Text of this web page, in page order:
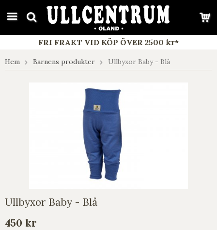
google-site-verification: google7e4b1026db5d9f32.html
FRI FRAKT VID KÖP ÖVER 2500 kr*
Hem Barnens produkter Ullbyxor Baby - Blå
Ullbyxor Baby - Blå
450 kr